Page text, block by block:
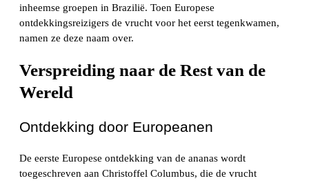
inheemse groepen in Brazilië. Toen Europese
ontdekkingsreizigers de vrucht voor het eerst tegenkwamen,
namen ze deze naam over.
Verspreiding naar de Rest van de
Wereld
Ontdekking door Europeanen
De eerste Europese ontdekking van de ananas wordt
toegeschreven aan Christoffel Columbus, die de vrucht